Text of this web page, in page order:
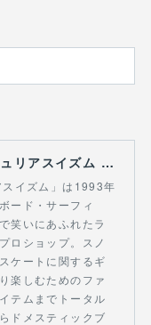
【Curious Ism】 キュリアスイズム l スノーボードショップ サーフショップ 福島県 会津若松市 郡山市 通販
イズム」は1993年
ード・サーフィ
笑いにあふれたラ
ロショップ。スノ
ケートに関するギ
楽しむためのファ
テムまでトータル
ドメスティックブ